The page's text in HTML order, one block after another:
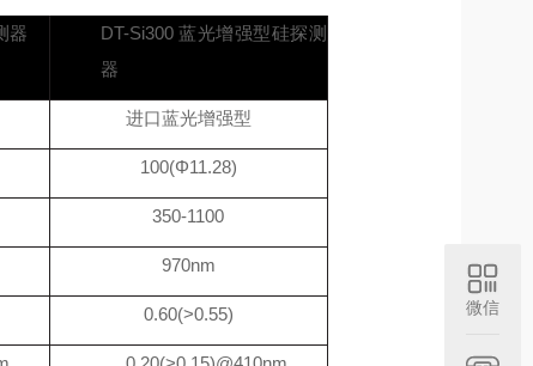
器 DT-Si300蓝光增强型硅探测
器
进口蓝光增强型
100(Φ11.28)
350-1100
970nm
0.60(>0.55) 微信